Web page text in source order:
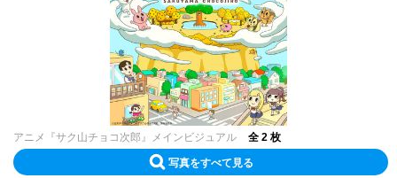
アニメ『サク山チョコ次郎』メインビジュアル 全 2 枚
写真をすべて見る